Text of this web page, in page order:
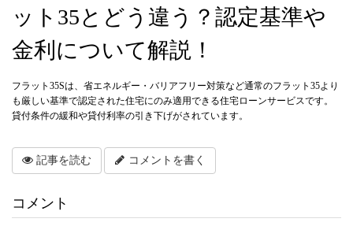
KNOW HOW OPINION
ット35とどう違う？認定基準や
金利について解説！
フラット35Sは、省エネルギー・バリアフリー対策など通常のフラット35より
も厳しい基準で認定された住宅にのみ適用できる住宅ローンサービスです。
貸付条件の緩和や貸付利率の引き下げがされています。
記事を読む コメントを書く
コメント